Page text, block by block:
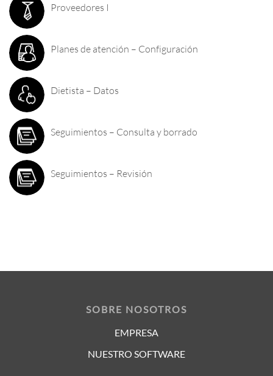
Proveedores I
Planes de atención – Configuración
Dietista – Datos
Seguimientos – Consulta y borrado
Seguimientos – Revisión
SOBRE NOSOTROS
EMPRESA
NUESTRO SOFTWARE